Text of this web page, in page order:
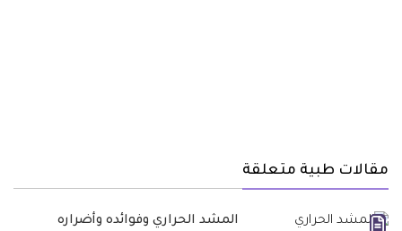
مقالات طبية متعلقة
المشد الحراري وفوائده وأضراره